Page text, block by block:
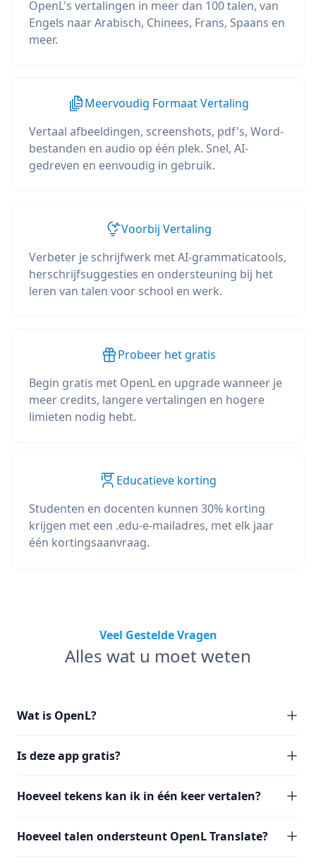
OpenL's vertalingen in meer dan 100 talen, van
Engels naar Arabisch, Chinees, Frans, Spaans en
meer.
Meervoudig Formaat Vertaling
Vertaal afbeeldingen, screenshots, pdf's, Word-
bestanden en audio op één plek. Snel, AI-
gedreven en eenvoudig in gebruik.
Voorbij Vertaling
Verbeter je schrijfwerk met AI-grammaticatools,
herschrijfsuggesties en ondersteuning bij het
leren van talen voor school en werk.
Probeer het gratis
Begin gratis met OpenL en upgrade wanneer je
meer credits, langere vertalingen en hogere
limieten nodig hebt.
Educatieve korting
Studenten en docenten kunnen 30% korting
krijgen met een .edu-e-mailadres, met elk jaar
één kortingsaanvraag.
Veel Gestelde Vragen
Alles wat u moet weten
Wat is OpenL?
Is deze app gratis?
Hoeveel tekens kan ik in één keer vertalen?
Hoeveel talen ondersteunt OpenL Translate?